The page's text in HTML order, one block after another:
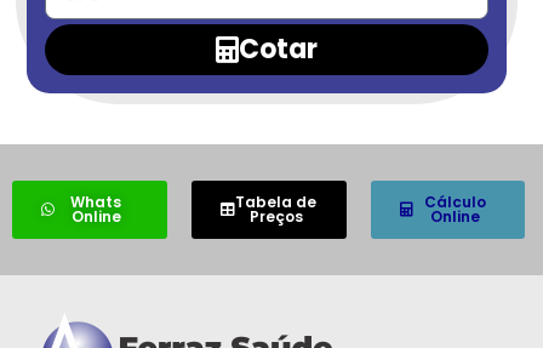
Cotar
Whats
Online
Tabela de
Preços
Cálculo
Online